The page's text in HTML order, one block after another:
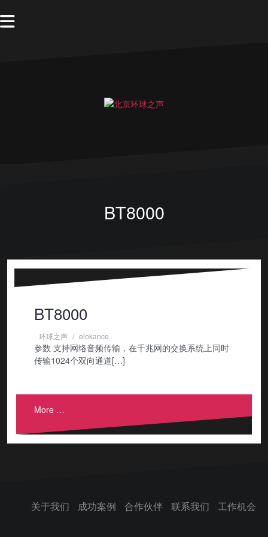
BT8000
BT8000
环球之声 elokance
参数 支持网络音频传输，在千兆网的交换系统上同时
传输1024个双向通道[…]
More …
关于我们 成功案例 合作伙伴 联系我们 工作机会